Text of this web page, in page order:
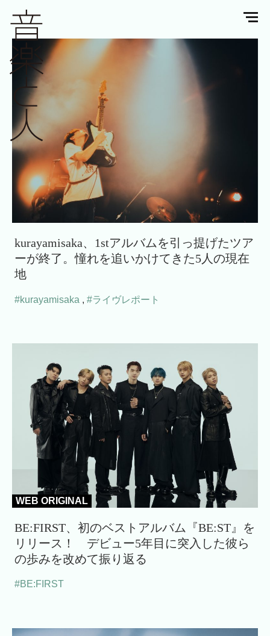
kurayamisaka、1stアルバムを引っ提げたツア
ーが終了。憧れを追いかけてきた5人の現在
地
#kurayamisaka , #ライヴレポート
WEB ORIGINAL
BE:FIRST、初のベストアルバム『BE:ST』を
リリース！ デビュー5年目に突入した彼ら
の歩みを改めて振り返る
#BE:FIRST